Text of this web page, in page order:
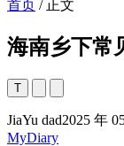
首页 / 正文
海南乡下常
T
JiaYu dad2025 年
MyDiary